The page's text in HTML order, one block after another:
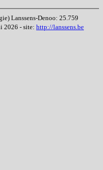
Lanssens-Denoo: 25.759
2026 - site: http://lanssens.be